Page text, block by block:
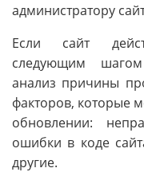
администратору
Если сайт
следующим
анализ причины
факторов, которые
обновлении:
ошибки в коде
другие.